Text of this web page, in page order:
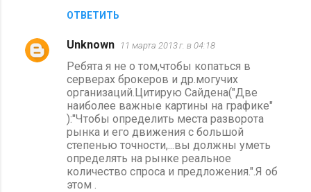
ОТВЕТИТЬ
Unknown 11 марта 2013 г. в 04:18
Ребята я не о том,чтобы копаться в
серверах брокеров и др.могучих
организаций.Цитирую Сайдена("Две
наиболее важные картины на графике"
):"Чтобы определить места разворота
рынка и его движения с большой
степенью точности,...вы должны уметь
определять на рынке реальное
количество спроса и предложения.".Я об
этом .